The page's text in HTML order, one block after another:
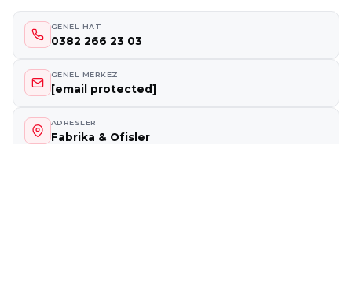
GENEL HAT
0382 266 23 03
GENEL MERKEZ
[email protected]
ADRESLER
Fabrika & Ofisler